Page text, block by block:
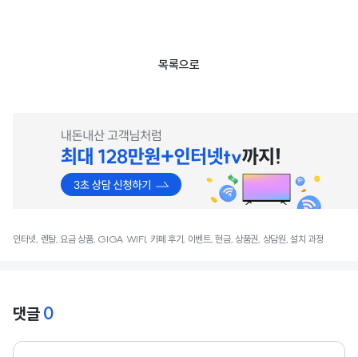
목록으로
인터넷, 렌탈, 요금 상품, GIGA WIFI, 카페 후기, 이벤트, 현금, 상품권, 상담원, 설치 과정
댓글 0